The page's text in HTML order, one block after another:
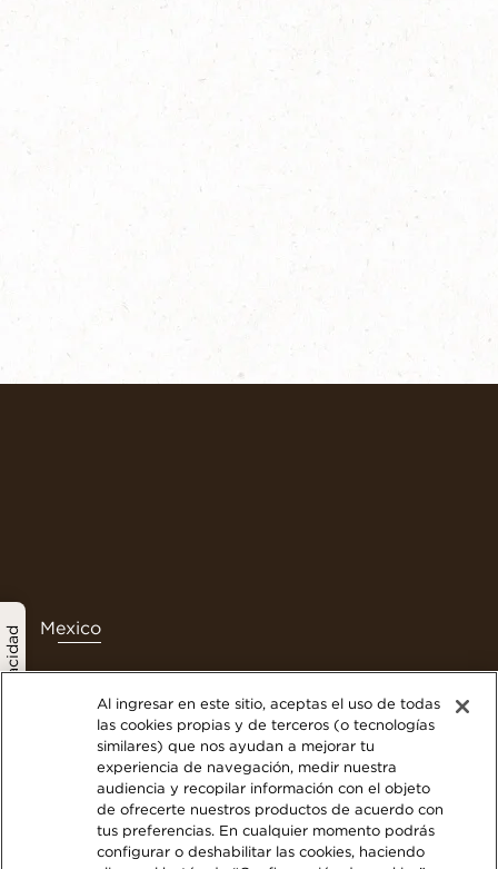
política de privacidad Mexico
Contáctanos
Términos y Condiciones
Politica de privacidad
Nuestra Política de Cookies
Mapa del Sitio Web
Al ingresar en este sitio, aceptas el uso de todas
las cookies propias y de terceros (o tecnologías
similares) que nos ayudan a mejorar tu
experiencia de navegación, medir nuestra
audiencia y recopilar información con el objeto
de ofrecerte nuestros productos de acuerdo con
tus preferencias. En cualquier momento podrás
configurar o deshabilitar las cookies, haciendo